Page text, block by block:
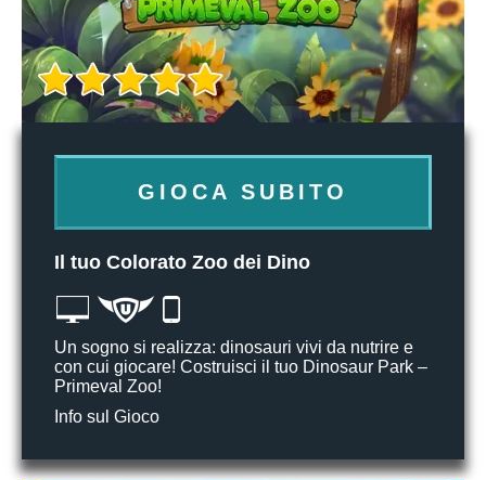
GIOCA SUBITO
Il tuo Colorato Zoo dei Dino
Un sogno si realizza: dinosauri vivi da nutrire e
con cui giocare! Costruisci il tuo Dinosaur Park –
Primeval Zoo!
Info sul Gioco